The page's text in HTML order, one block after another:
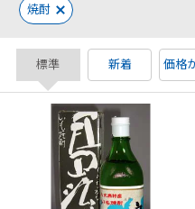
焼酎
標準 新着 価格